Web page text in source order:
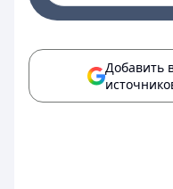
Добавить